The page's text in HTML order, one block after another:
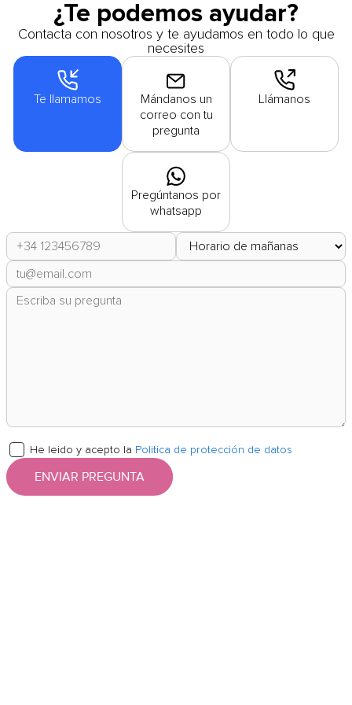
¿Te podemos ayudar?
Contacta con nosotros y te ayudamos en todo lo que
necesites
Te llamamos
Mándanos un
correo con tu
pregunta
Llámanos
Pregúntanos por
whatsapp
He leido y acepto la Politica de protección de datos
ENVIAR PREGUNTA